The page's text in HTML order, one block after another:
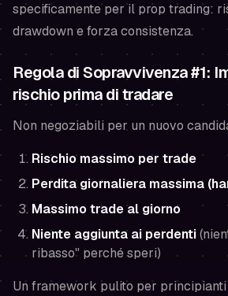
specificamente per il prop trading:
drawdown e forza consistenza.
Regola di Sopravvivenza #1:
rischio prima di tradare
Non negoziabili per un nuovo
Rischio massimo per trade
Perdita giornaliera massima
Massimo trade al giorno
Niente aggiunta ai perdenti
ribasso" perché speri)
Un framework pulito per